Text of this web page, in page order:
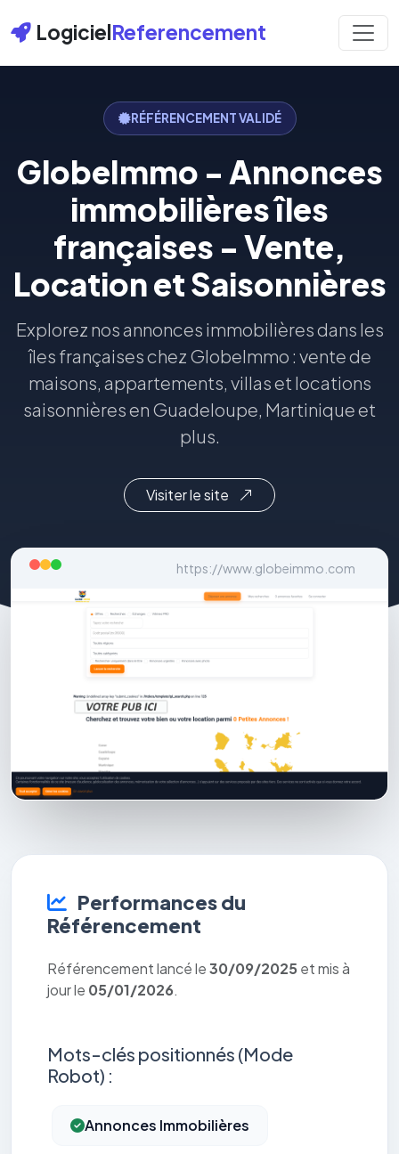
LogicielReferencement
RÉFÉRENCEMENT VALIDÉ
GlobeImmo - Annonces
immobilières îles
françaises - Vente,
Location et Saisonnières
Explorez nos annonces immobilières dans les
îles françaises chez GlobeImmo : vente de
maisons, appartements, villas et locations
saisonnières en Guadeloupe, Martinique et
plus.
Visiter le site
https://www.globeimmo.com
Performances du
Référencement
Référencement lancé le30/09/2025 et mis à
jour le 05/01/2026.
Mots-clés positionnés (Mode
Robot) :
Annonces Immobilières